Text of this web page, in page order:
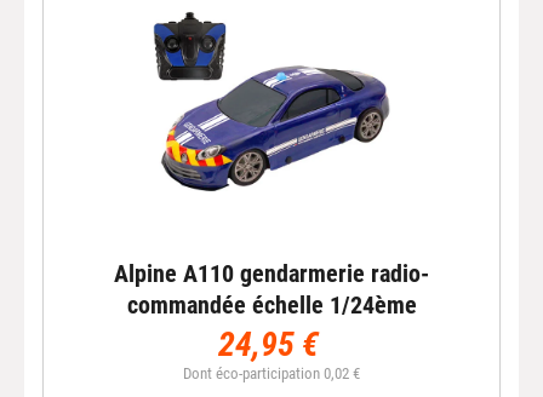
Alpine A110 gendarmerie radio-
commandée échelle 1/24ème
24,95 €
Dont éco-participation 0,02 €